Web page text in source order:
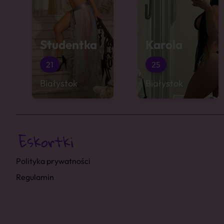
Studentka
21
Białystok
Karola
25
Białystok
Polityka prywatności
Regulamin